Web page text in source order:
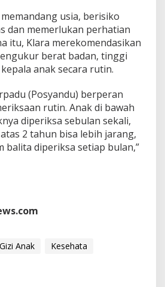
usia, berisiko
dan memerlukan perhatian
itu, Klara merekomendasikan
berat badan, tinggi
anak secara rutin.
(Posyandu) berperan
rutin. Anak di bawah
diperiksa sebulan sekali,
2 tahun bisa lebih jarang,
balita diperiksa setiap bulan,”
Gizi Anak
Kesehata